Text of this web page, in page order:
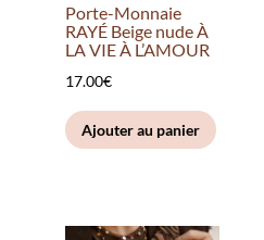
Porte-Monnaie
RAYÉ Beige nude À
LA VIE À L’AMOUR
17.00€
Ajouter au panier